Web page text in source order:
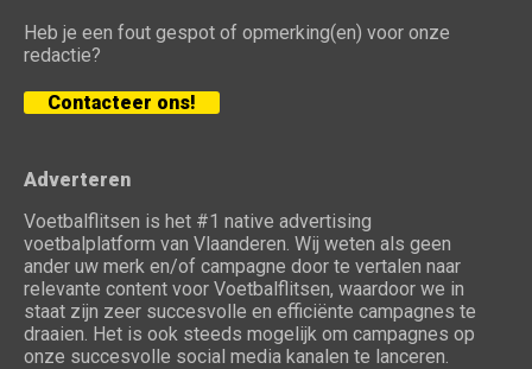
Heb je een fout gespot of opmerking(en) voor onze
redactie?
Contacteer ons!
Adverteren
Voetbalflitsen is het #1 native advertising
voetbalplatform van Vlaanderen. Wij weten als geen
ander uw merk en/of campagne door te vertalen naar
relevante content voor Voetbalflitsen, waardoor we in
staat zijn zeer succesvolle en efficiënte campagnes te
draaien. Het is ook steeds mogelijk om campagnes op
onze succesvolle social media kanalen te lanceren.